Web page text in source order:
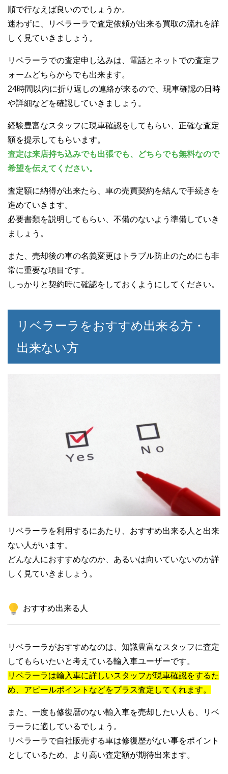
順で行なえば良いのでしょうか。
迷わずに、リベラーラで査定依頼が出来る買取の流れを詳
しく見ていきましょう。
リベラーラでの査定申し込みは、電話とネットでの査定フ
ォームどちらからでも出来ます。
24時間以内に折り返しの連絡が来るので、現車確認の日時
や詳細などを確認していきましょう。
経験豊富なスタッフに現車確認をしてもらい、正確な査定
額を提示してもらいます。
査定は来店持ち込みでも出張でも、どちらでも無料なので
希望を伝えてください。
査定額に納得が出来たら、車の売買契約を結んで手続きを
進めていきます。
必要書類を説明してもらい、不備のないよう準備していき
ましょう。
また、売却後の車の名義変更はトラブル防止のためにも非
常に重要な項目です。
しっかりと契約時に確認をしておくようにしてください。
リベラーラをおすすめ出来る方・
出来ない方
リベラーラを利用するにあたり、おすすめ出来る人と出来
ない人がいます。
どんな人におすすめなのか、あるいは向いていないのか詳
しく見ていきましょう。
おすすめ出来る人
リベラーラがおすすめなのは、知識豊富なスタッフに査定
してもらいたいと考えている輸入車ユーザーです。
リベラーラは輸入車に詳しいスタッフが現車確認をするた
め、アピールポイントなどをプラス査定してくれます。
また、一度も修復暦のない輸入車を売却したい人も、リベ
ラーラに適しているでしょう。
リベラーラで自社販売する車は修復歴がない事をポイント
としているため、より高い査定額が期待出来ます。